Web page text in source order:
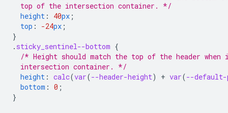
  top of the intersection container. */
height : 40px ;
top : -24px ;
}
. sticky_sentinel--bottom {
/* Height should match the top of the header
  intersection container. */
height : calc(var(--header-height) + var(--default-
bottom : 0 ;
}